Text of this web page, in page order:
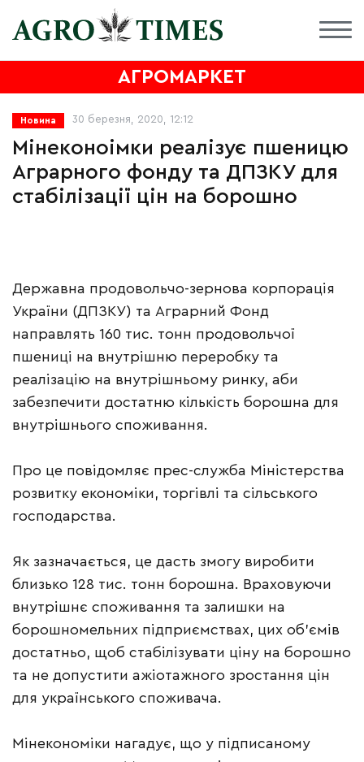
АГРОМАРКЕТ
Новина 30 березня, 2020, 12:12
Мінеконоімки реалізує пшеницю
Аграрного фонду та ДПЗКУ для
стабілізації цін на борошно
Державна продовольчо-зернова корпорація
України (ДПЗКУ) та Аграрний Фонд
направлять 160 тис. тонн продовольчої
пшениці на внутрішню переробку та
реалізацію на внутрішньому ринку, аби
забезпечити достатню кількість борошна для
внутрішнього споживання.
Про це повідомляє прес-служба Міністерства
розвитку економіки, торгівлі та сільського
господарства.
Як зазначається, це дасть змогу виробити
близько 128 тис. тонн борошна. Враховуючи
внутрішнє споживання та залишки на
борошномельних підприємствах, цих об’ємів
достатньо, щоб стабілізувати ціну на борошно
та не допустити ажіотажного зростання цін
для українського споживача.
Мінекономіки нагадує, що у підписаному